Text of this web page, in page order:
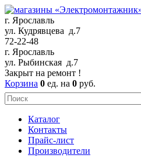
г. Ярославль
ул. Кудрявцева д.7
72-22-48
г. Ярославль
ул. Рыбинская д.7
Закрыт на ремонт !
Корзина 0 ед. на 0 руб.
Каталог
Контакты
Прайс-лист
Производители